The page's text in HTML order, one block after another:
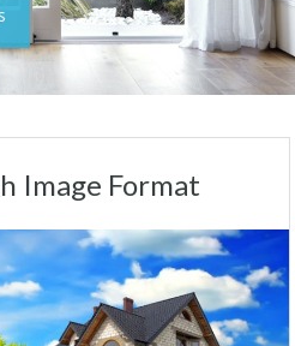
Image Format